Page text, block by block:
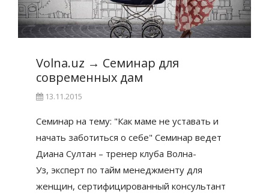
Volna.uz → Семинар для
современных дам
13.11.2015
Семинар на тему: "Как маме не уставать и
начать заботиться о себе" Семинар ведет
Диана Султан – тренер клуба Волна-
Уз, эксперт по тайм менеджменту для
женщин, сертифицированный консультант